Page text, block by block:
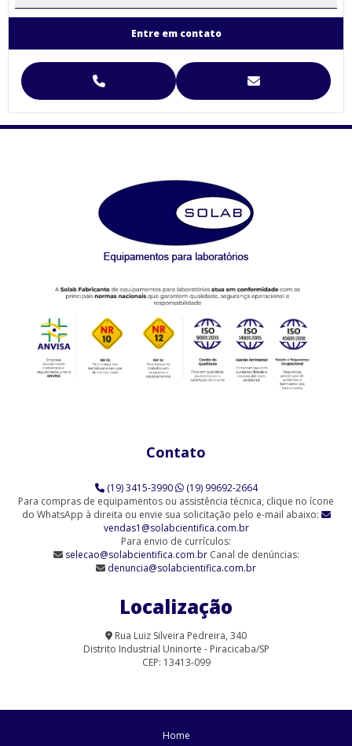
Agitador para Separação de Agregados de Solo Yoder
Agitador Proveta - 120 Provas - Análise de Solo (SL-99/120)
Agitador Proveta - 6 Provas - Análise de Solo (SL-99/6)
AGITADORES MAGNÉTICOS
(SL-92/H)
Agitador Magnético Analógico com Aquecimento (SL-91/A)
Agitador Magnético Analógico com Aquecimento 10 Provas (SL-
91/10)
Agitador Magnético Analógico com Aquecimento 6 Provas (SL-
Agitador Magnético Analógico sem Aquecimento (SL-90)
Agitador Magnético Analógico sem Aquecimento - 6 Provas (SL-
Agitador Magnético com Aquecimento para Laboratório | Solab
Entre em contato
Contato
(19) 3415-3990
(19) 99692-2664
Para compras de equipamentos ou assistência técnica, clique no ícone
do WhatsApp à direita ou envie sua solicitação pelo e-mail abaixo:
vendas1@solabcientifica.com.br
Para envio de currículos:
selecao@solabcientifica.com.br Canal de denúncias:
denuncia@solabcientifica.com.br
Localização
Rua Luiz Silveira Pedreira, 340
Distrito Industrial Uninorte - Piracicaba/SP
CEP: 13413-099
Home